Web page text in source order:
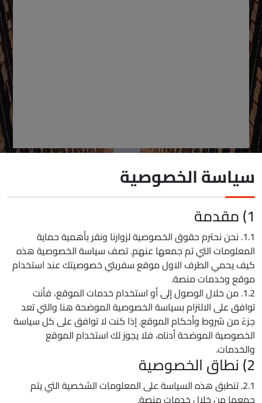
سياسة الخصوصية
1) مقدمة
1.1. نحن نحترم حقوق الخصوصية لزوارنا ونقر بأهمية حماية
المعلومات التي تم جمعها عنهم. تصف سياسة الخصوصية هذه
كيف يحمي الطرف الاول موقع سفريتي خصوصيتك عند استخدام
موقع وخدمات منصة.
1.2. من خلال الوصول إلى أو استخدام خدمات الموقع، فأنت
توافق على الالتزام بسياسة الخصوصية الموضحة هنا والتي تعد
جزءً من شروط وأحكام الموقع. إذا كنت لا توافق على كل سياسة
الخصوصية الموضحة أدناه، فلا يجوز لك استخدام الموقع
والخدمات.
2) نطاق الخصوصية
2.1. تنطبق هذه السياسة على المعلومات الشخصية التي يتم
جمعها من خلال خدمات منصة.